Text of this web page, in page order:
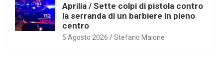
Aprilia / Sette colpi di pistola contro
la serranda di un barbiere in pieno
centro
5 Agosto 2026 Stefano Maione